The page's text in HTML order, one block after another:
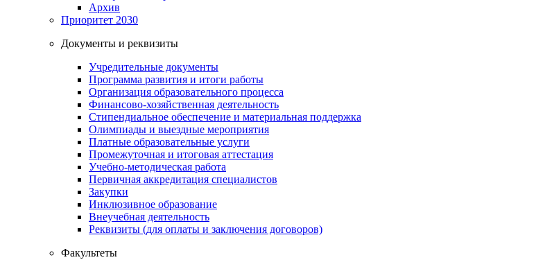
Архив
Приоритет 2030
Документы и реквизиты
Учредительные документы
Программа развития и итоги работы
Организация образовательного процесса
Финансово-хозяйственная деятельность
Стипендиальное обеспечение и материальная поддержка
Олимпиады и выездные мероприятия
Платные образовательные услуги
Промежуточная и итоговая аттестация
Учебно-методическая работа
Первичная аккредитация специалистов
Закупки
Инклюзивное образование
Внеучебная деятельность
Реквизиты (для оплаты и заключения договоров)
Факультеты